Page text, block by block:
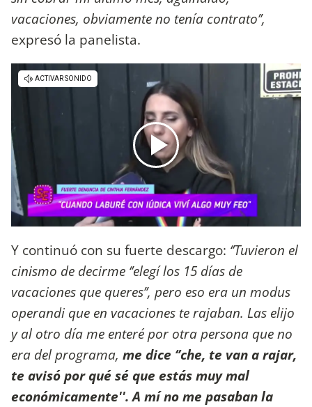
vacaciones, obviamente no tenía contrato’’,
expresó la panelista.
Y continuó con su fuerte descargo: ‘’Tuvieron el
cinismo de decirme ‘’elegí los 15 días de
vacaciones que queres’’, pero eso era un modus
operandi que en vacaciones te rajaban. Las elijo
y al otro día me enteré por otra persona que no
era del programa, me dice ‘’che, te van a rajar,
te avisó por qué sé que estás muy mal
económicamente''. A mí no me pasaban la